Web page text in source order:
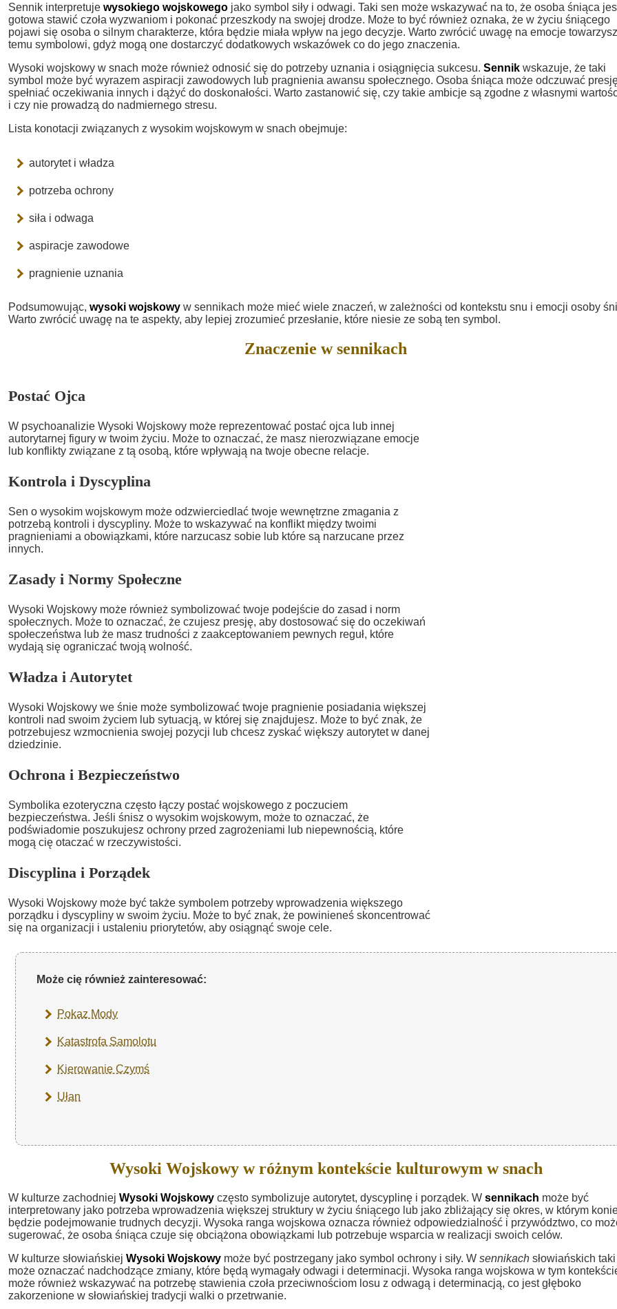
Sennik interpretuje wysokiego wojskowego jako symbol siły i odwagi. Taki sen może wskazywać na to, że osoba śniąca
gotowa stawić czoła wyzwaniom i pokonać przeszkody na swojej drodze. Może to być również oznaka, że w życiu śniącego
pojawi się osoba o silnym charakterze, która będzie miała wpływ na jego decyzje. Warto zwrócić uwagę na emocje
temu symbolowi, gdyż mogą one dostarczyć dodatkowych wskazówek co do jego znaczenia.
Wysoki wojskowy w snach może również odnosić się do potrzeby uznania i osiągnięcia sukcesu. Sennik wskazuje, że taki
symbol może być wyrazem aspiracji zawodowych lub pragnienia awansu społecznego. Osoba śniąca może odczuwać
spełniać oczekiwania innych i dążyć do doskonałości. Warto zastanowić się, czy takie ambicje są zgodne z własnymi
i czy nie prowadzą do nadmiernego stresu.
Lista konotacji związanych z wysokim wojskowym w snach obejmuje:
autorytet i władza
potrzeba ochrony
siła i odwaga
aspiracje zawodowe
pragnienie uznania
Podsumowując, wysoki wojskowy w sennikach może mieć wiele znaczeń, w zależności od kontekstu snu i emocji osoby
Warto zwrócić uwagę na te aspekty, aby lepiej zrozumieć przesłanie, które niesie ze sobą ten symbol.
Znaczenie w sennikach
Postać Ojca
W psychoanalizie Wysoki Wojskowy może reprezentować postać ojca lub innej
autorytarnej figury w twoim życiu. Może to oznaczać, że masz nierozwiązane emocje
lub konflikty związane z tą osobą, które wpływają na twoje obecne relacje.
Kontrola i Dyscyplina
Sen o wysokim wojskowym może odzwierciedlać twoje wewnętrzne zmagania z
potrzebą kontroli i dyscypliny. Może to wskazywać na konflikt między twoimi
pragnieniami a obowiązkami, które narzucasz sobie lub które są narzucane przez
innych.
Zasady i Normy Społeczne
Wysoki Wojskowy może również symbolizować twoje podejście do zasad i norm
społecznych. Może to oznaczać, że czujesz presję, aby dostosować się do oczekiwań
społeczeństwa lub że masz trudności z zaakceptowaniem pewnych reguł, które
wydają się ograniczać twoją wolność.
Władza i Autorytet
Wysoki Wojskowy we śnie może symbolizować twoje pragnienie posiadania większej
kontroli nad swoim życiem lub sytuacją, w której się znajdujesz. Może to być znak, że
potrzebujesz wzmocnienia swojej pozycji lub chcesz zyskać większy autorytet w danej
dziedzinie.
Ochrona i Bezpieczeństwo
Symbolika ezoteryczna często łączy postać wojskowego z poczuciem
bezpieczeństwa. Jeśli śnisz o wysokim wojskowym, może to oznaczać, że
podświadomie poszukujesz ochrony przed zagrożeniami lub niepewnością, które
mogą cię otaczać w rzeczywistości.
Discyplina i Porządek
Wysoki Wojskowy może być także symbolem potrzeby wprowadzenia większego
porządku i dyscypliny w swoim życiu. Może to być znak, że powinieneś skoncentrować
się na organizacji i ustaleniu priorytetów, aby osiągnąć swoje cele.
Może cię również zainteresować:
Pokaz Mody
Katastrofa Samolotu
Kierowanie Czymś
Ułan
Wysoki Wojskowy w różnym kontekście kulturowym w snach
W kulturze zachodniej Wysoki Wojskowy często symbolizuje autorytet, dyscyplinę i porządek. W sennikach może być
interpretowany jako potrzeba wprowadzenia większej struktury w życiu śniącego lub jako zbliżający się okres, w którym
będzie podejmowanie trudnych decyzji. Wysoka ranga wojskowa oznacza również odpowiedzialność i przywództwo, co
sugerować, że osoba śniąca czuje się obciążona obowiązkami lub potrzebuje wsparcia w realizacji swoich celów.
W kulturze słowiańskiej Wysoki Wojskowy może być postrzegany jako symbol ochrony i siły. W sennikach słowiańskich
może oznaczać nadchodzące zmiany, które będą wymagały odwagi i determinacji. Wysoka ranga wojskowa w tym
może również wskazywać na potrzebę stawienia czoła przeciwnościom losu z odwagą i determinacją, co jest głęboko
zakorzenione w słowiańskiej tradycji walki o przetrwanie.